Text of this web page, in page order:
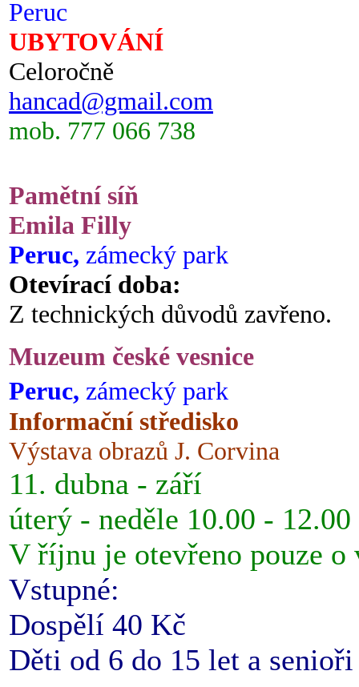
Peruc
UBYTOVÁNÍ
Celoročně
hancad@gmail.com
mob. 777 066 738
Pamětní síň
Emila Filly
Peruc, zámecký park
Otevírací doba:
Z technických důvodů zavřeno.
Muzeum české vesnice
Peruc, zámecký park
Informační středisko
Výstava obrazů J. Corvina
11. dubna - září
úterý - neděle 10.00 -
V říjnu je otevřeno pouze o
Vstupné:
Dospělí 40 Kč
Děti od 6 do 15 let a